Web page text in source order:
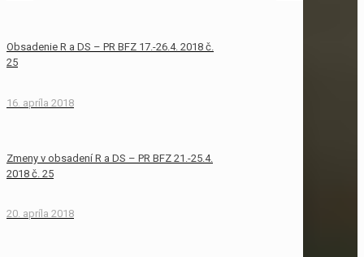
Obsadenie R a DS – PR BFZ 17.-26.4. 2018 č.
25
16. apríla 2018
Zmeny v obsadení R a DS – PR BFZ 21.-25.4.
2018 č. 25
20. apríla 2018